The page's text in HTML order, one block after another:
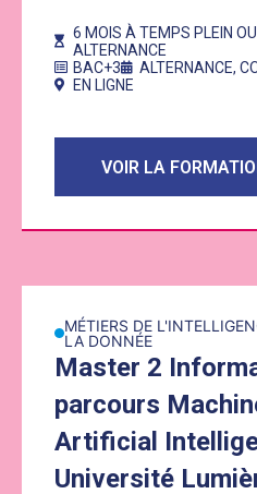
6 MOIS À TEMPS PLEIN
ALTERNANCE
BAC+3
ALTERNANCE,
EN LIGNE
VOIR LA
MÉTIERS DE
LA DONNÉE
Master 2
parcours
Artificial
Université